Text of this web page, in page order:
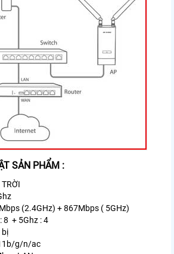
SẢN PHẨM :
(2.4GHz) + 867Mbps ( 5GHz)
8 + 5Ghz : 4
bị
g/n/ac